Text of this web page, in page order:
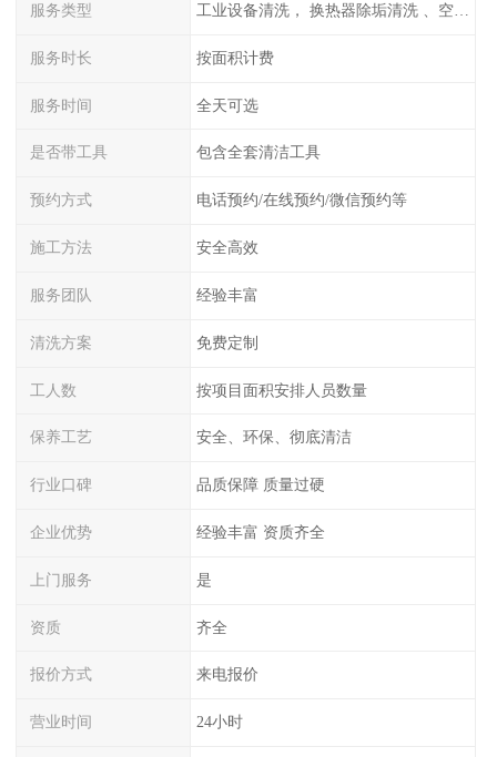
服务类型 工业设备清洗， 换热器除垢清洗 、空调清洗等
服务时长 按面积计费
服务时间 全天可选
是否带工具 包含全套清洁工具
预约方式 电话预约/在线预约/微信预约等
施工方法 安全高效
服务团队 经验丰富
清洗方案 免费定制
工人数 按项目面积安排人员数量
保养工艺 安全、环保、彻底清洁
行业口碑 品质保障 质量过硬
企业优势 经验丰富 资质齐全
上门服务 是
资质 齐全
报价方式 来电报价
营业时间 24小时